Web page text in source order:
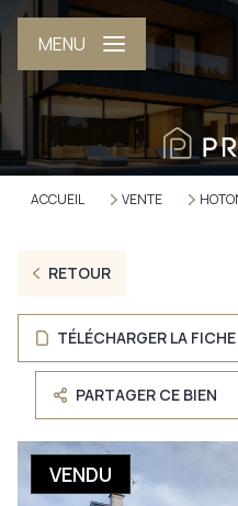
MENU
ACCUEIL VENTE
RETOUR
TÉLÉCHARGER LA FICHE
PARTAGER CE BIEN
VENDU